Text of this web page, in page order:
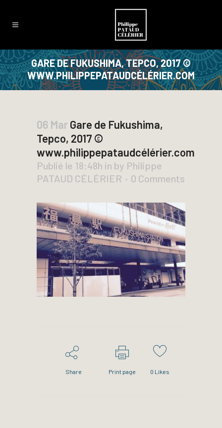
GARE DE FUKUSHIMA, TEPCO, 2017 ©
WWW.PHILIPPEPATAUDCÉLÉRIER.COM
06 Mar Gare de Fukushima,
Tepco, 2017 ©
www.philippepataudcélérier.com
Publié le 18:48h in by Philippe
PATAUD CÉLÉRIER
0 Comments
Share Print page 0 Likes